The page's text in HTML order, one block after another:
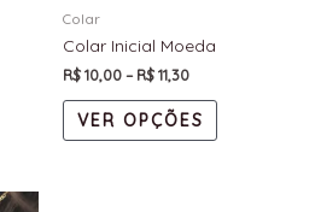
Colar
Colar Inicial Moeda
R$10,00–R$11,30
VER OPÇÕES